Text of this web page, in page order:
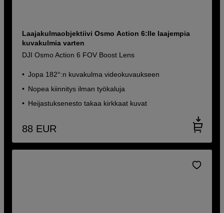
Laajakulmaobjektiivi Osmo Action 6:lle laajempia
kuvakulmia varten
DJI Osmo Action 6 FOV Boost Lens
Jopa 182°:n kuvakulma videokuvaukseen
Nopea kiinnitys ilman työkaluja
Heijastuksenesto takaa kirkkaat kuvat
88 EUR